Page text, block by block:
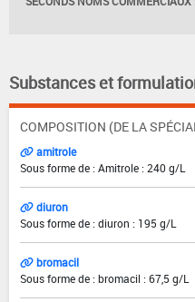
Substances et
COMPOSITION (DE LA
amitrole
Sous forme de : Amitrole : 240 g/L
diuron
Sous forme de : diuron : 195 g/L
bromacil
Sous forme de : bromacil : 67,5 g/L